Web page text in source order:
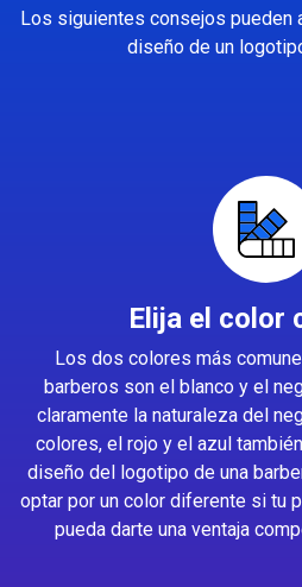
Los siguientes consejos pueden
diseño de un
Elija el color
Los dos colores más
barberos son el blanco y el
claramente la naturaleza del
colores, el rojo y el azul
diseño del logotipo de una
optar por un color diferente si tu
pueda darte una ventaja